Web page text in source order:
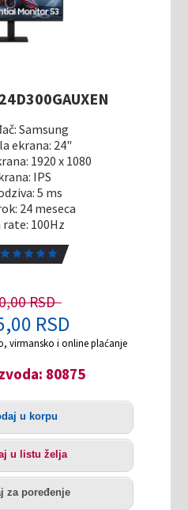
Samsung
ekrana: 24"
1920 x 1080
IPS
5 ms
24 meseca
100Hz
RSD
RSD
virmansko i online plaćanje
80875
u korpu
u listu želja
za poređenje